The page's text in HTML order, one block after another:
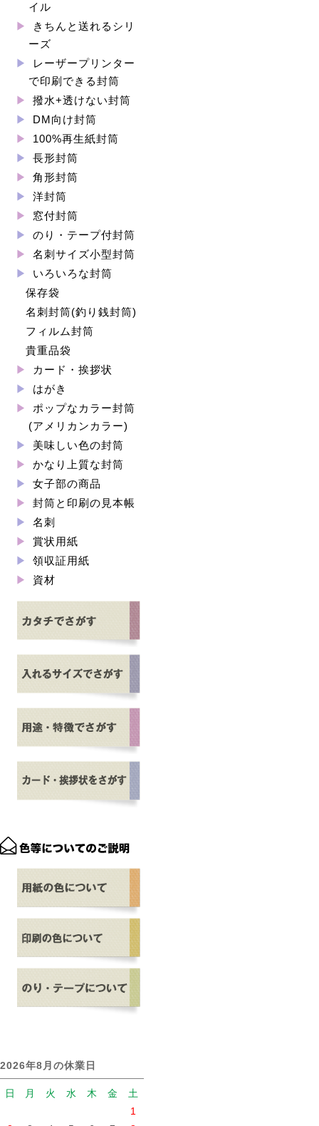
イル
きちんと送れるシリ
ーズ
レーザープリンター
で印刷できる封筒
撥水+透けない封筒
DM向け封筒
100%再生紙封筒
長形封筒
角形封筒
洋封筒
窓付封筒
のり・テープ付封筒
名刺サイズ小型封筒
いろいろな封筒
保存袋
名刺封筒(釣り銭封筒)
フィルム封筒
貴重品袋
カード・挨拶状
はがき
ポップなカラー封筒
(アメリカンカラー)
美味しい色の封筒
かなり上質な封筒
女子部の商品
封筒と印刷の見本帳
名刺
賞状用紙
領収証用紙
資材
2026年8月の休業日
日 月 火 水 木 金
土
1